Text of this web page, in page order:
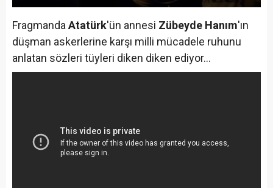
FragmandaAtatürk'ün annesi Zübeyde Hanım'ın
düşman askerlerine karşı milli mücadele ruhunu
anlatan sözleri tüyleri diken diken ediyor…